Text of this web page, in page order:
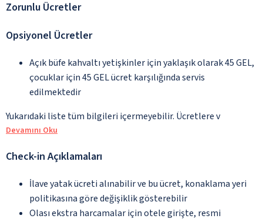
Zorunlu Ücretler
Opsiyonel Ücretler
Açık büfe kahvaltı yetişkinler için yaklaşık olarak 45 GEL,
çocuklar için 45 GEL ücret karşılığında servis
edilmektedir
Yukarıdaki liste tüm bilgileri içermeyebilir. Ücretlere v
Devamını Oku
Check-in Açıklamaları
İlave yatak ücreti alınabilir ve bu ücret, konaklama yeri
politikasına göre değişiklik gösterebilir
Olası ekstra harcamalar için otele girişte, resmi